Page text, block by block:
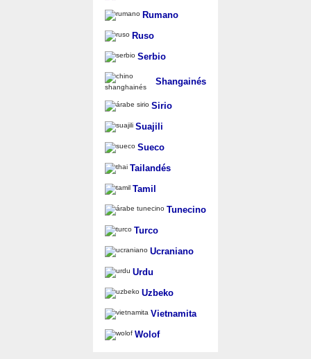
Rumano
Ruso
Serbio
Shangainés
Sirio
Suajili
Sueco
Tailandés
Tamil
Tunecino
Turco
Ucraniano
Urdu
Uzbeko
Vietnamita
Wolof